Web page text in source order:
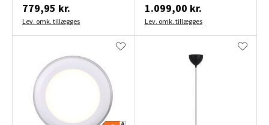
779,95 kr.
Lev. omk. tillægges
1.099,00 kr.
Lev. omk. tillægges